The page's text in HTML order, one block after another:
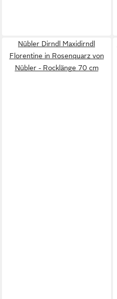
Nübler Dirndl Maxidirndl
Florentine in Rosenquarz von
Nübler - Rocklänge 70 cm